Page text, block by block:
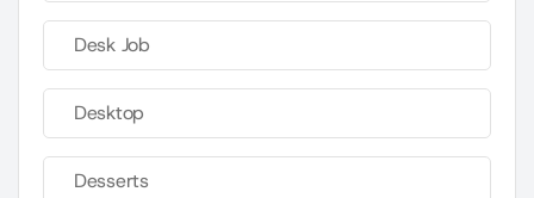
Desk Job
Desktop
Desserts